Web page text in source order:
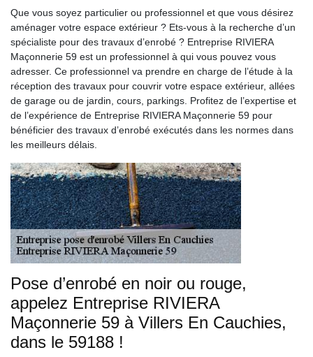
Que vous soyez particulier ou professionnel et que vous désirez
aménager votre espace extérieur ? Ets-vous à la recherche d’un
spécialiste pour des travaux d’enrobé ? Entreprise RIVIERA
Maçonnerie 59 est un professionnel à qui vous pouvez vous
adresser. Ce professionnel va prendre en charge de l’étude à la
réception des travaux pour couvrir votre espace extérieur, allées
de garage ou de jardin, cours, parkings. Profitez de l’expertise et
de l’expérience de Entreprise RIVIERA Maçonnerie 59 pour
bénéficier des travaux d’enrobé exécutés dans les normes dans
les meilleurs délais.
Pose d’enrobé en noir ou rouge,
appelez Entreprise RIVIERA
Maçonnerie 59 à Villers En Cauchies,
dans le 59188 !